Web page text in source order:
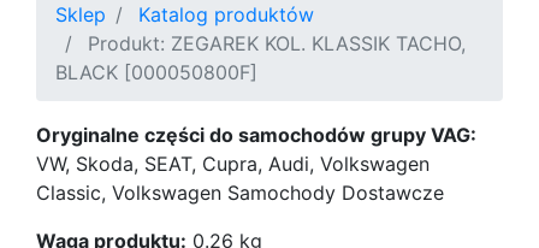
Sklep
Katalog produktów
Produkt: ZEGAREK KOL. KLASSIK TACHO,
BLACK [000050800F]
Oryginalne części do samochodów grupy VAG:
VW, Skoda, SEAT, Cupra, Audi, Volkswagen
Classic, Volkswagen Samochody Dostawcze
Waga produktu: 0.26 kg